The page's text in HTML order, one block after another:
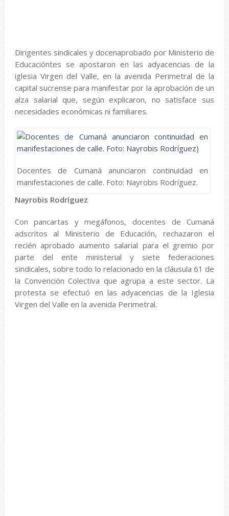
Dirigentes sindicales y docenaprobado por Ministerio de
Educacióntes se apostaron en las adyacencias de la
iglesia Virgen del Valle, en la avenida Perimetral de la
capital sucrense para manifestar por la aprobación de un
alza salarial que, según explicaron, no satisface sus
necesidades económicas ni familiares.
Docentes de Cumaná anunciaron continuidad en
manifestaciones de calle. Foto: Nayrobis Rodríguez.
Nayrobis Rodríguez
Con pancartas y megáfonos, docentes de Cumaná
adscritos al Ministerio de Educación, rechazaron el
recién aprobado aumento salarial para el gremio por
parte del ente ministerial y siete federaciones
sindicales, sobre todo lo relacionado en la cláusula 61 de
la Convención Colectiva que agrupa a este sector. La
protesta se efectuó en las adyacencias de la Iglesia
Virgen del Valle en la avenida Perimetral.